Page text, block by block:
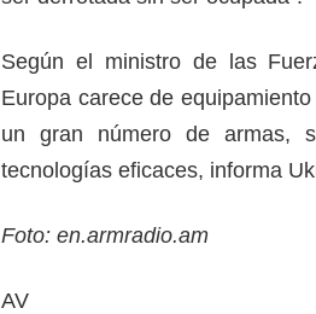
Según el ministro de las
Europa carece de
un gran número de armas,
tecnologías eficaces, informa
Foto: en.armradio.am
AV